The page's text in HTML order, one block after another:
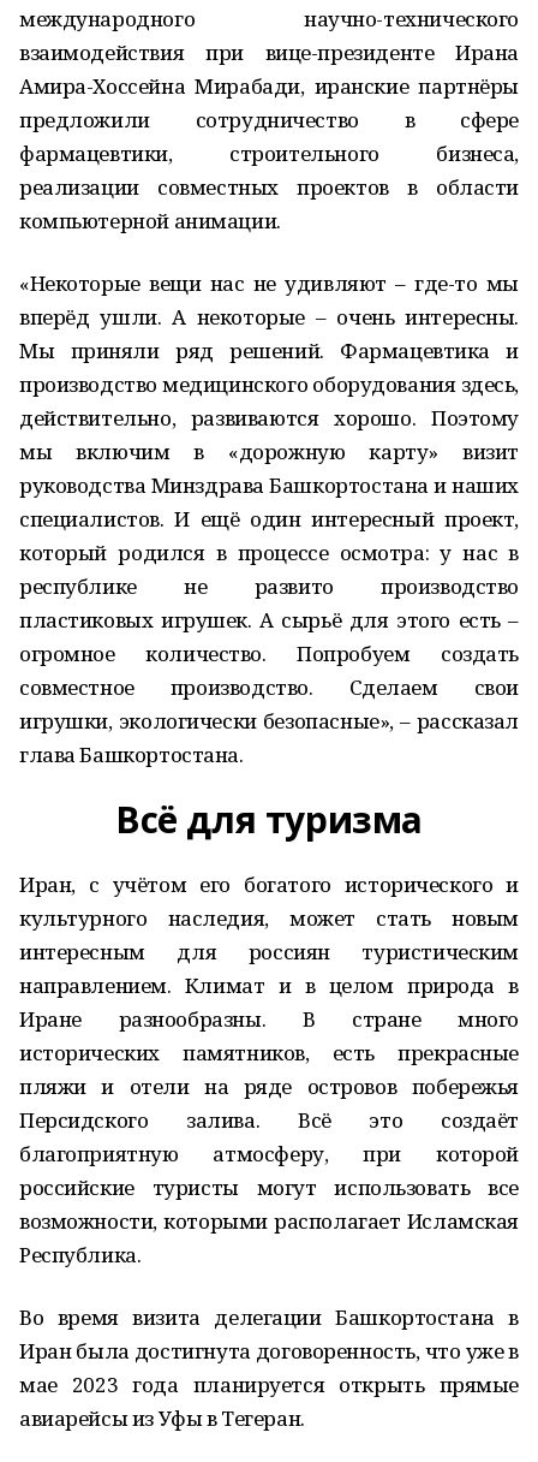
международного научно-технического
взаимодействия при вице-президенте Ирана
Амира-Хоссейна Мирабади, иранские партнёры
предложили сотрудничество в сфере
фармацевтики, строительного бизнеса,
реализации совместных проектов в области
компьютерной анимации.
«Некоторые вещи нас не удивляют – где-то мы
вперёд ушли. А некоторые – очень интересны.
Мы приняли ряд решений. Фармацевтика и
производство медицинского оборудования здесь,
действительно, развиваются хорошо. Поэтому
мы включим в «дорожную карту» визит
руководства Минздрава Башкортостана и наших
специалистов. И ещё один интересный проект,
который родился в процессе осмотра: у нас в
республике не развито производство
пластиковых игрушек. А сырьё для этого есть –
огромное количество. Попробуем создать
совместное производство. Сделаем свои
игрушки, экологически безопасные», – рассказал
глава Башкортостана.
Всё для туризма
Иран, с учётом его богатого исторического и
культурного наследия, может стать новым
интересным для россиян туристическим
направлением. Климат и в целом природа в
Иране разнообразны. В стране много
исторических памятников, есть прекрасные
пляжи и отели на ряде островов побережья
Персидского залива. Всё это создаёт
благоприятную атмосферу, при которой
российские туристы могут использовать все
возможности, которыми располагает Исламская
Республика.
Во время визита делегации Башкортостана в
Иран была достигнута договоренность, что уже в
мае 2023 года планируется открыть прямые
авиарейсы из Уфы в Тегеран.